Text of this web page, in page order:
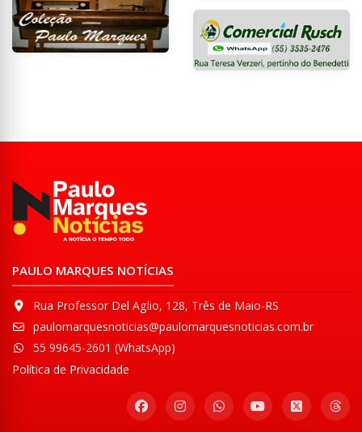
PAULO MARQUES NOTÍCIAS
Rua Professor Del Aglio, 128, Três de Maio-RS
paulomarquesnoticias@paulomarquesnoticias.com.br
55 99645-2601 (WhatsApp)
Política de Privacidade